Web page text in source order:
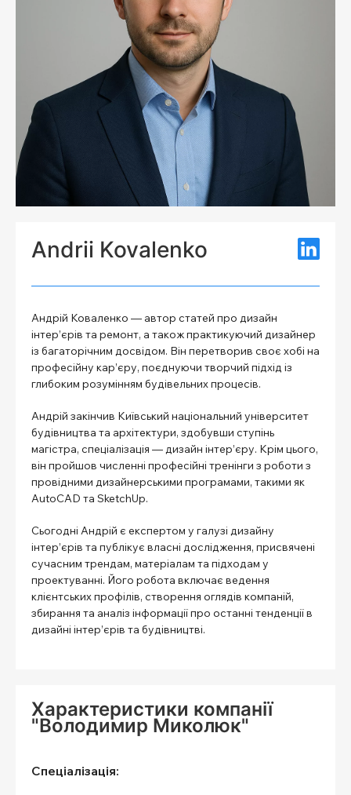
Andrii Kovalenko
Андрій Коваленко — автор статей про дизайн
інтер’єрів та ремонт, а також практикуючий дизайнер
із багаторічним досвідом. Він перетворив своє хобі на
професійну кар’єру, поєднуючи творчий підхід із
глибоким розумінням будівельних процесів.
Андрій закінчив Київський національний університет
будівництва та архітектури, здобувши ступінь
магістра, спеціалізація — дизайн інтер’єру. Крім цього,
він пройшов численні професійні тренінги з роботи з
провідними дизайнерськими програмами, такими як
AutoCAD та SketchUp.
Сьогодні Андрій є експертом у галузі дизайну
інтер’єрів та публікує власні дослідження, присвячені
сучасним трендам, матеріалам та підходам у
проектуванні. Його робота включає ведення
клієнтських профілів, створення оглядів компаній,
збирання та аналіз інформації про останні тенденції в
дизайні інтер’єрів та будівництві.
Характеристики компанії
"Володимир Миколюк"
Спеціалізація: